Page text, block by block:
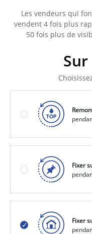
Les vendeurs qui
vendent 4 fois plus
50 fois plus de
Fixer
Fixer